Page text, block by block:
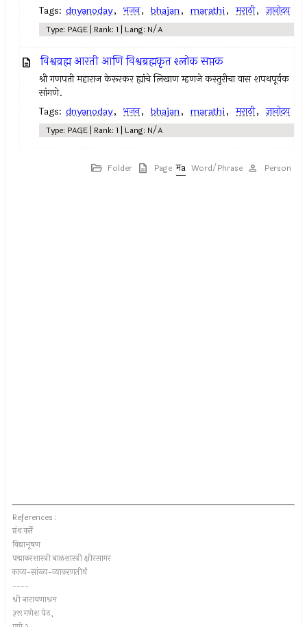
Tags: dnyanoday, भजन, bhajan, marathi, मराठी, ज्ञानोदय
Type: PAGE | Rank: 1 | Lang: N/A
विश्वव्रह्म आरती आणि विश्वब्रह्मकृत श्लोक सप्तक
श्री गणपती महाराज केरूरकर ह्यांचे लिखाण म्हणजे कस्तुरीचा वास शपथपूर्वक
सांगणे.
Tags: dnyanoday, भजन, bhajan, marathi, मराठी, ज्ञानोदय
Type: PAGE | Rank: 1 | Lang: N/A
Folder Page Word/Phrase Person
References :
ग्रंथ कर्ते
विद्याभूषण
पद्माकरशास्त्री बाळशास्त्री क्षीरसागर
काव्य-सांख्य-व्याकरणतीर्थ
----
श्री नारायणाश्रम
३९९ गणेश पेठ,